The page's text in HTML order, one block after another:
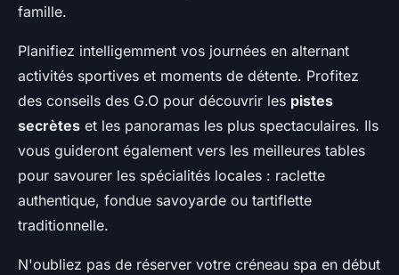
famille.
Planifiez intelligemment vos journées en alternant
activités sportives et moments de détente. Profitez
des conseils des G.O pour découvrir les pistes
secrètes et les panoramas les plus spectaculaires. Ils
vous guideront également vers les meilleures tables
pour savourer les spécialités locales : raclette
authentique, fondue savoyarde ou tartiflette
traditionnelle.
N'oubliez pas de réserver votre créneau spa en début